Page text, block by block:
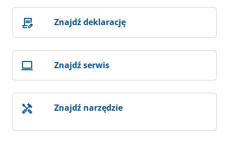
Znajdź deklarację
Znajdź serwis
Znajdź narzędzie